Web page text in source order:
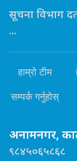
सूचना विभाग
...
हाम्रो टीम
सम्पर्क गर्नुहोस्
अनामनगर,
९८४५०६५८६८